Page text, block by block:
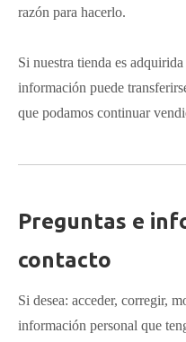
razón para hacerlo.
Si nuestra tienda es
información puede
que podamos continuar
Preguntas e
contacto
Si desea: acceder, corregir,
información personal que